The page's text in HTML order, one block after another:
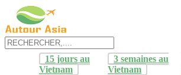
15 jours au
Vietnam
3 semaines au
Vietnam